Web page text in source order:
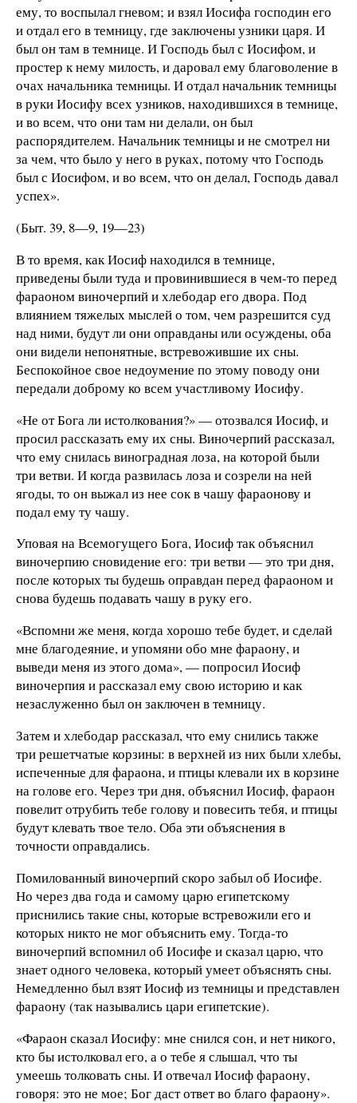
ему, то воспылал гневом; и взял Иосифа господин его
и отдал его в темницу, где заключены узники царя. И
был он там в темнице. И Господь был с Иосифом, и
простер к нему милость, и даровал ему благоволение в
очах начальника темницы. И отдал начальник темницы
в руки Иосифу всех узников, находившихся в темнице,
и во всем, что они там ни делали, он был
распорядителем. Начальник темницы и не смотрел ни
за чем, что было у него в руках, потому что Господь
был с Иосифом, и во всем, что он делал, Господь давал
успех».
(Быт. 39, 8—9, 19—23)
В то время, как Иосиф находился в темнице,
приведены были туда и провинившиеся в чем-то перед
фараоном виночерпий и хлебодар его двора. Под
влиянием тяжелых мыслей о том, чем разрешится суд
над ними, будут ли они оправданы или осуждены, оба
они видели непонятные, встревожившие их сны.
Беспокойное свое недоумение по этому поводу они
передали доброму ко всем участливому Иосифу.
«Не от Бога ли истолкования?» — отозвался Иосиф, и
просил рассказать ему их сны. Виночерпий рассказал,
что ему снилась виноградная лоза, на которой были
три ветви. И когда развилась лоза и созрели на ней
ягоды, то он выжал из нее сок в чашу фараонову и
подал ему ту чашу.
Уповая на Всемогущего Бога, Иосиф так объяснил
виночерпию сновидение его: три ветви — это три дня,
после которых ты будешь оправдан перед фараоном и
снова будешь подавать чашу в руку его.
«Вспомни же меня, когда хорошо тебе будет, и сделай
мне благодеяние, и упомяни обо мне фараону, и
выведи меня из этого дома», — попросил Иосиф
виночерпия и рассказал ему свою историю и как
незаслуженно был он заключен в темницу.
Затем и хлебодар рассказал, что ему снились также
три решетчатые корзины: в верхней из них были хлебы,
испеченные для фараона, и птицы клевали их в корзине
на голове его. Через три дня, объяснил Иосиф, фараон
повелит отрубить тебе голову и повесить тебя, и птицы
будут клевать твое тело. Оба эти объяснения в
точности оправдались.
Помилованный виночерпий скоро забыл об Иосифе.
Но через два года и самому царю египетскому
приснились такие сны, которые встревожили его и
которых никто не мог объяснить ему. Тогда-то
виночерпий вспомнил об Иосифе и сказал царю, что
знает одного человека, который умеет объяснять сны.
Немедленно был взят Иосиф из темницы и представлен
фараону (так назывались цари египетские).
«Фараон сказал Иосифу: мне снился сон, и нет никого,
кто бы истолковал его, а о тебе я слышал, что ты
умеешь толковать сны. И отвечал Иосиф фараону,
говоря: это не мое; Бог даст ответ во благо фараону».